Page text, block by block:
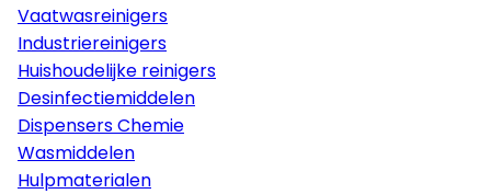
Vaatwasreinigers
Industriereinigers
Huishoudelijke reinigers
Desinfectiemiddelen
Dispensers Chemie
Wasmiddelen
Hulpmaterialen